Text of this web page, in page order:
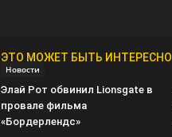
ЭТО МОЖЕТ БЫТЬ ИНТЕРЕСНО
Новости
Элай Рот обвинил Lionsgate в
провале фильма
«Бордерлендс»